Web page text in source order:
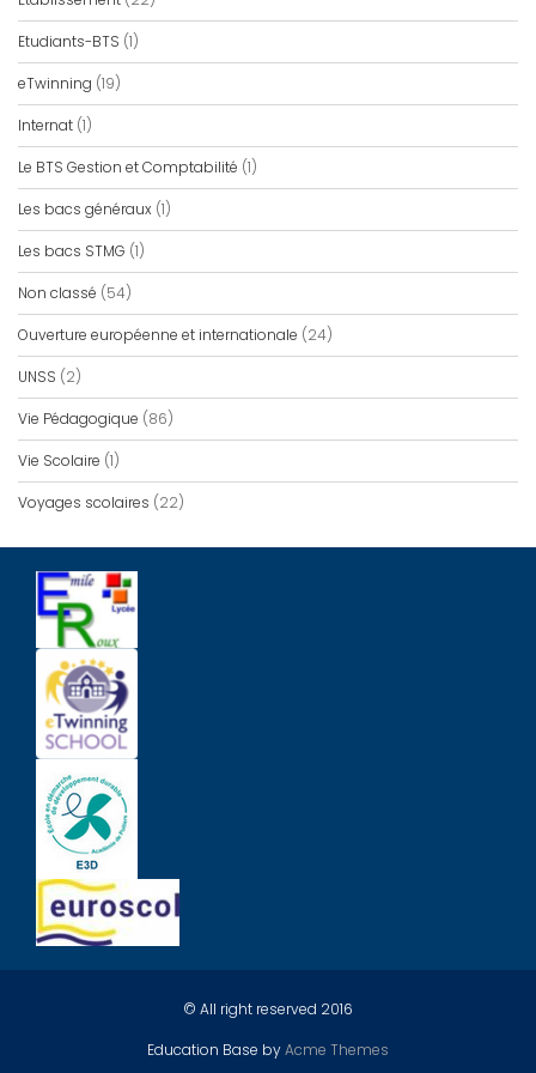
Etudiants-BTS (1)
eTwinning (19)
Internat (1)
Le BTS Gestion et Comptabilité (1)
Les bacs généraux (1)
Les bacs STMG (1)
Non classé (54)
Ouverture européenne et internationale (24)
UNSS (2)
Vie Pédagogique (86)
Vie Scolaire (1)
Voyages scolaires (22)
© All right reserved 2016
Education Base byAcme Themes